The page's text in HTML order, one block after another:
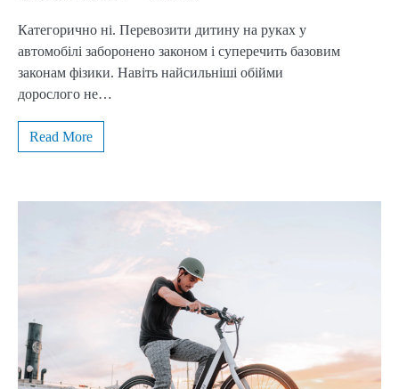
Категорично ні. Перевозити дитину на руках у
автомобілі заборонено законом і суперечить базовим
законам фізики. Навіть найсильніші обійми
дорослого не…
Read More